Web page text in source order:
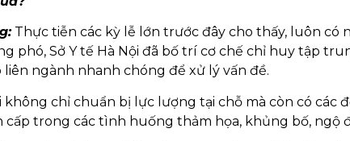
Thực tiễn các kỳ lễ lớn trước đây cho thấy, luôn
phó, Sở Y tế Hà Nội đã bố trí cơ chế chỉ huy tập
liên ngành nhanh chóng để xử lý vấn đề.
không chỉ chuẩn bị lực lượng tại chỗ mà còn có các
trong các tình huống thảm họa, khủng bố, ngộ